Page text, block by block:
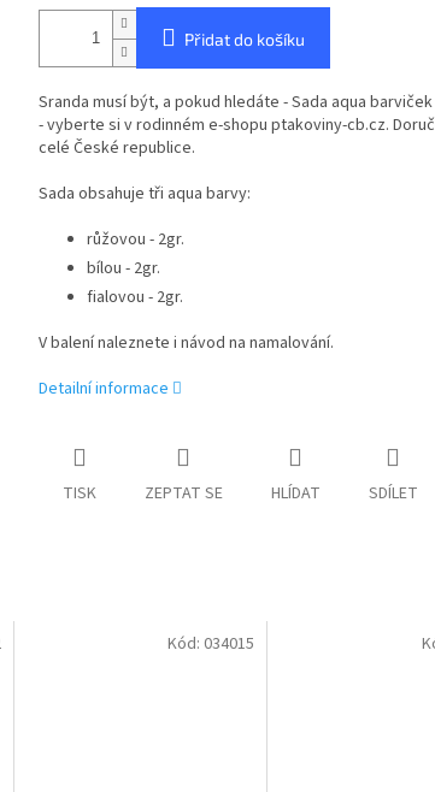
Přidat do košíku
Sranda musí být, a pokud hledáte - Sada aqua
- vyberte si v rodinném e-shopu ptakoviny-cb.cz.
celé České republice.
Sada obsahuje tři aqua barvy:
růžovou - 2gr.
bílou - 2gr.
fialovou - 2gr.
V balení naleznete i návod na namalování.
Detailní informace
TISK ZEPTAT SE HLÍDAT SDÍLET
Kód: 034015